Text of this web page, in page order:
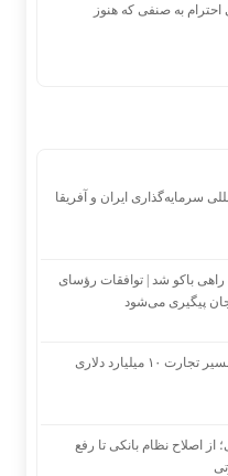
احترام به صنفی که هنوز
سرمایه‌گذاری ایران و آفریقا
راهی باکو شد | توافقات رؤسای
پیگیری می‌شود
میلیارد دلاری
از اصلاح نظام بانکی تا رفع